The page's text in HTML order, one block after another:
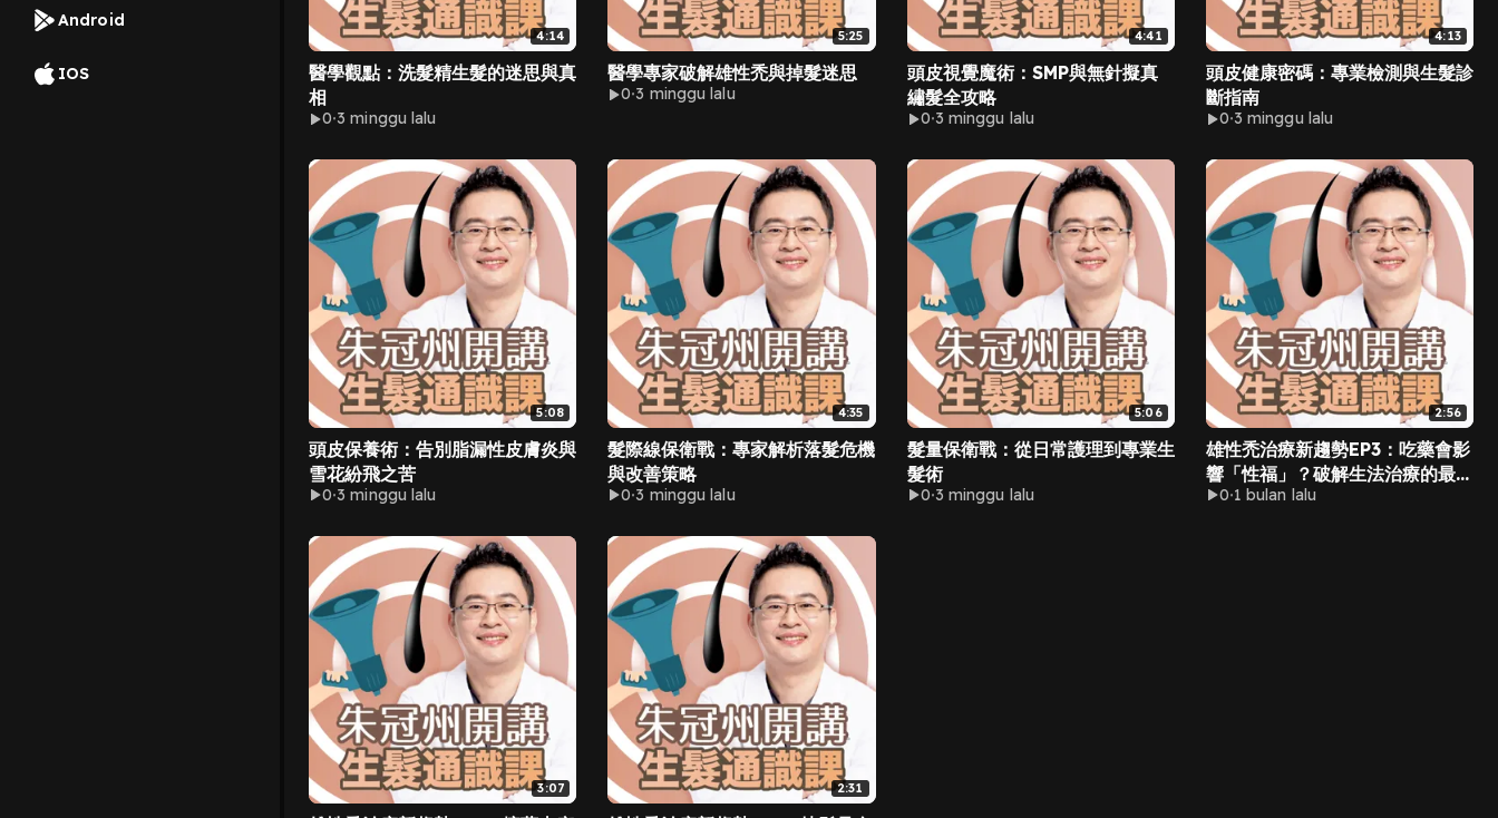
Android
IOS
4:14
醫學觀點：洗髮精生髮的迷思與真
相
0 3 minggu lalu
5:25
醫學專家破解雄性禿與掉髮迷思
0 3 minggu lalu
4:41
頭皮視覺魔術：SMP與無針擬真
繡髮全攻略
0 3 minggu lalu
4:13
頭皮健康密碼：專業檢測與生髮診
斷指南
0 3 minggu lalu
5:08
頭皮保養術：告別脂漏性皮膚炎與
雪花紛飛之苦
0 3 minggu lalu
4:35
髮際線保衛戰：專家解析落髮危機
與改善策略
0 3 minggu lalu
5:06
髮量保衛戰：從日常護理到專業生
髮術
0 3 minggu lalu
2:56
雄性禿治療新趨勢EP3：吃藥會影
響「性福」？破解生法治療的最大
迷思與進階療程
0 1 bulan lalu
3:07 2:31